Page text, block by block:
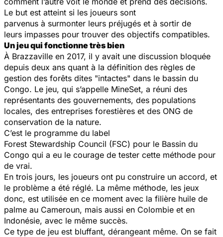
Le but est atteint si les joueurs sont
parvenus à surmonter leurs préjugés et à sortir de
leurs impasses pour trouver des objectifs compatibles.
Un jeu qui fonctionne très bien
À Brazzaville en 2017, il y avait une discussion bloquée
depuis deux ans quant à la définition des règles de
gestion des forêts dites "intactes" dans le bassin du
Congo. Le jeu, qui s’appelle MineSet, a réuni des
représentants des gouvernements, des populations
locales, des entreprises forestières et des ONG de
conservation de la nature.
C’est le programme du label
Forest Stewardship Council (FSC) pour le Bassin du
Congo qui a eu le courage de tester cette méthode pour
de vrai.
En trois jours, les joueurs ont pu construire un accord, et
le problème a été réglé. La même méthode, les jeux
donc, est utilisée en ce moment avec la filière huile de
palme au Cameroun, mais aussi en Colombie et en
Indonésie, avec le même succès.
Ce type de jeu est bluffant, dérangeant même. On se fait